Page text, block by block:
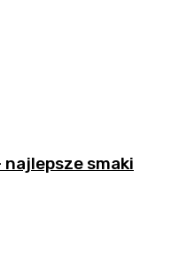
najlepsze smaki